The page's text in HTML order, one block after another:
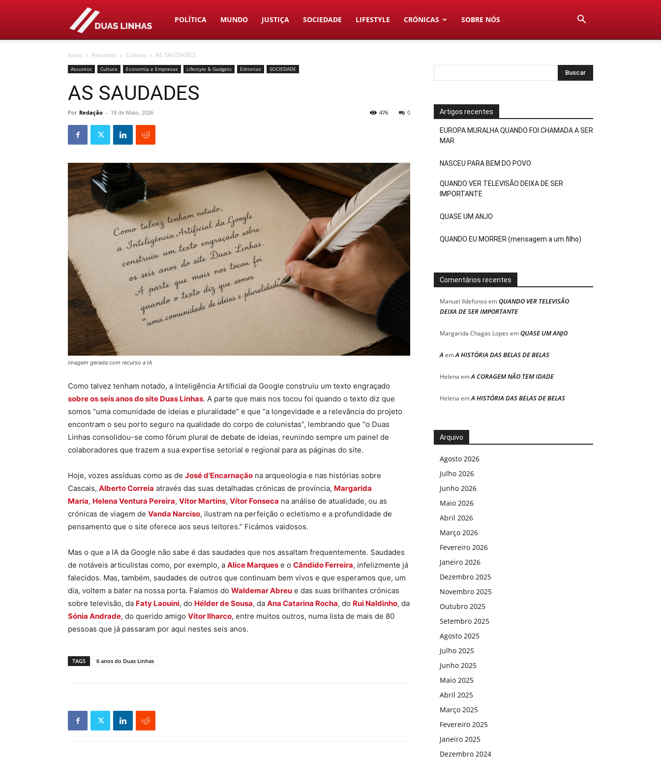
Duas
Linhas
POLÍTICA MUNDO JUSTIÇA SOCIEDADE LIFESTYLE CRÓNICAS SOBRE NÓS
Início Assuntos Cultura AS SAUDADES
Assuntos Cultura Economia e Empresas Lifestyle & Gadgets Editorias SOCIEDADE
AS SAUDADES
Por Redação - 18 de Maio, 2026 0
476
imagem gerada com recurso a IA
Como talvez tenham notado, a Inteligência Artificial da Google construiu um texto engraçado
sobre os seis anos do site Duas Linhas. A parte que mais nos tocou foi quando o texto diz que
somos “uma comunidade de ideias e pluralidade” e que “a longevidade e a relevância do projeto
encontram o seu porto seguro na qualidade do corpo de colunistas”, lembrando que “o Duas
Linhas consolidou-se como fórum plural de debate de ideias, reunindo sempre um painel de
colaboradores que trazem a sua expertise setorial e regional para as páginas do site.
Hoje, vozes assíduas como as de José d’Encarnação na arqueologia e nas histórias sobre
Cascais, Alberto Correia através das suas detalhadas crónicas de província, Margarida
Maria, Helena Ventura Pereira, Vítor Martins, Vítor Fonseca na análise de atualidade, ou as
crónicas de viagem de Vanda Narciso, ilustram na perfeição o ecletismo e a profundidade de
pensamento que o site oferece aos seus leitores.” Ficámos vaidosos.
Mas o que a IA da Google não sabe é das saudades que nos assaltam frequentemente. Saudades
de notáveis articulistas como, por exemplo, a Alice Marques e o Cândido Ferreira, infelizmente já
falecidos. Mas, também, saudades de outros que continuam bem vivos e que esperamos que, um
dia, voltem a bater na nossa porta. Falamos do Waldemar Abreu e das suas brilhantes crónicas
sobre televisão, da Faty Laouini, do Hélder de Sousa, da Ana Catarina Rocha, do Rui Naldinho, da
Sónia Andrade, do querido amigo Vítor Ilharco, entre muitos outros, numa lista de mais de 80
pessoas que já passaram por aqui nestes seis anos.
TAGS 6 anos do Duas Linhas
Artigos recentes
EUROPA MURALHA QUANDO FOI CHAMADA A SER
MAR
NASCEU PARA BEM DO POVO
QUANDO VER TELEVISÃO DEIXA DE SER
IMPORTANTE
QUASE UM ANJO
QUANDO EU MORRER (mensagem a um filho)
Comentários recentes
Manuel IldefonsoemQUANDO VER TELEVISÃO
DEIXA DE SER IMPORTANTE
Margarida Chagas Lopes emQUASE UM ANJO
A emA HISTÓRIA DAS BELAS DE BELAS
Helena emA CORAGEM NÃO TEM IDADE
Helena emA HISTÓRIA DAS BELAS DE BELAS
Arquivo
Agosto 2026
Julho 2026
Junho 2026
Maio 2026
Abril 2026
Março 2026
Fevereiro 2026
Janeiro 2026
Dezembro 2025
Novembro 2025
Outubro 2025
Setembro 2025
Agosto 2025
Julho 2025
Junho 2025
Maio 2025
Abril 2025
Março 2025
Fevereiro 2025
Janeiro 2025
Dezembro 2024